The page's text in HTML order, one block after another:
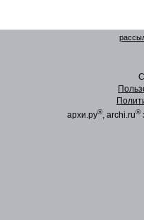
архи.ру®, archi.ru®